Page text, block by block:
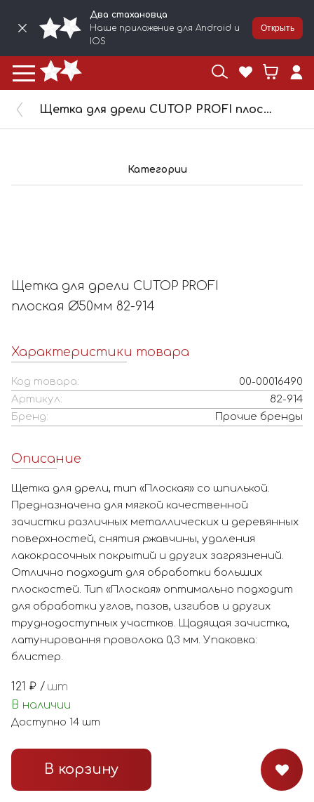
Два стахановца
Наше приложение для Android и
IOS
Открыть
Щетка для дрели CUTOP PROFI плоская Ø50мм 82-914
Категории
Щетка для дрели CUTOP PROFI
плоская Ø50мм 82-914
Характеристики товара
Код товара:
00-00016490
Артикул:
82-914
Бренд:
Прочие бренды
Описание
Щетка для дрели, тип «Плоская» со шпилькой.
Предназначена для мягкой качественной
зачистки различных металлических и деревянных
поверхностей, снятия ржавчины, удаления
лакокрасочных покрытий и других загрязнений.
Отлично подходит для обработки больших
плоскостей. Тип «Плоская» оптимально подходит
для обработки углов, пазов, изгибов и других
труднодоступных участков. Щадящая зачистка,
латунировання проволока 0,3 мм. Упаковка:
блистер.
121 ₽ / шт
В наличии
Доступно 14 шт
В корзину